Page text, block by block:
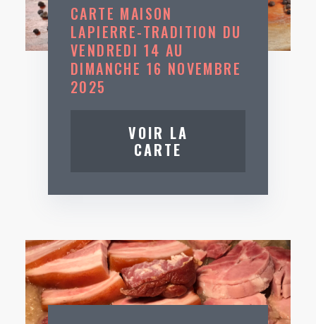
CARTE MAISON
LAPIERRE-TRADITION DU
VENDREDI 14 AU
DIMANCHE 16 NOVEMBRE
2025
VOIR LA
CARTE